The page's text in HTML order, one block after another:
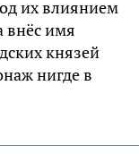
их влиянием
внёс имя
князей
нигде в